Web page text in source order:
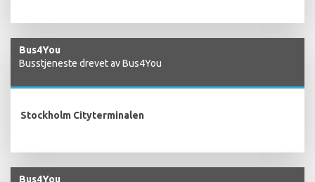
Bus4You
Busstjeneste drevet av Bus4You
Stockholm Cityterminalen
Bus4You